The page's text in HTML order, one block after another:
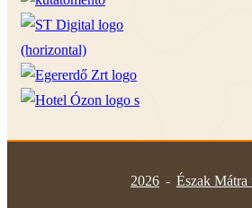
2026 - Észak Mátra